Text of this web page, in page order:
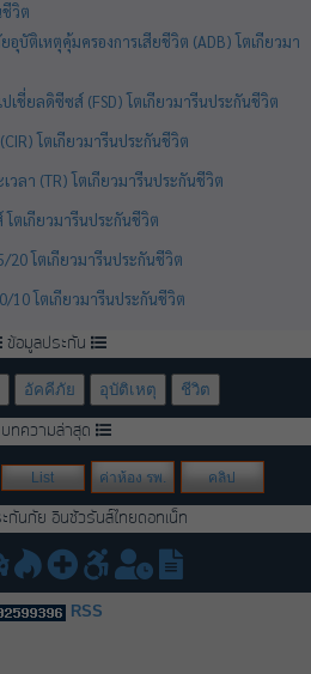
ชีวิต
บัติเหตุคุ้มครองการเสียชีวิต (ADB) โตเกียวมา
ชี่ยลดิซีซส์ (FSD) โตเกียวมารีนประกันชีวิต
โตเกียวมารีนประกันชีวิต
ลา (TR) โตเกียวมารีนประกันชีวิต
ตเกียวมารีนประกันชีวิต
โตเกียวมารีนประกันชีวิต
โตเกียวมารีนประกันชีวิต
ข้อมูลประกัน
อัคคีภัย อุบัติเหตุ ชีวิต
บทความล่าสุด
List ค่าห้อง รพ. คลิป
ะกันภัย อินชัวรันส์ไทยดอทเน็ท
RSS